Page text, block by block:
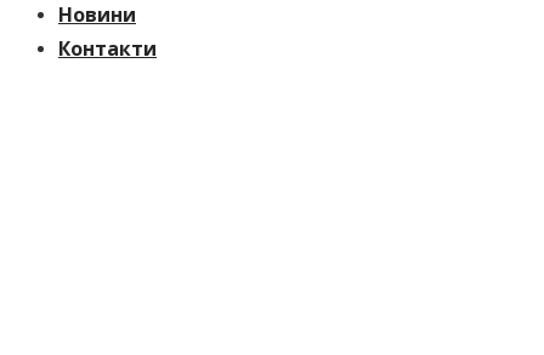
Новини
Контакти